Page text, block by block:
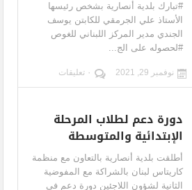
#تبارك بلدية أنصارية بشخص رئيسها
الأستاذ علي الجرمقي للكابتن يوسف
الجندي مدير المركز اللبناني للغوص
#لحصوله على الج...
نوفمبر 29, 2021 ٠ تعليقات
دورة دعم لطلاب المرحلة
الإبتدائية والمتوسطة
أطلقت بلدية أنصارية بالتعاون مع منظمة
كاريتاس لبنان بالشراكة مع المفوضية
الثانية لشؤون اللاجئين دورة دعم في